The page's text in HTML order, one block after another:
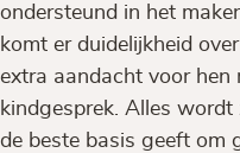
ondersteund in het
komt er duidelijkheid
extra aandacht voor hen
kindgesprek. Alles
de beste basis geeft om